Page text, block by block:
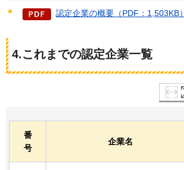
認定企業の概要（PDF：1,503KB）
4.これまでの認定企業一覧
番
号
企業名